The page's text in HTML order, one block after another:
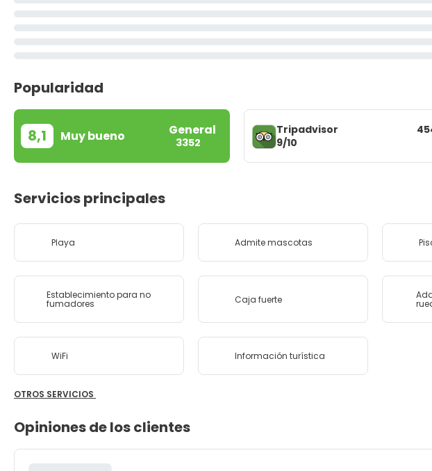
Popularidad
8,1 Muy bueno General
3352
Tripadvisor
9/10
Servicios principales
Playa Admite mascotas
Establecimiento para no
fumadores Caja fuerte
WiFi Información turística
OTROS SERVICIOS
Opiniones de los clientes